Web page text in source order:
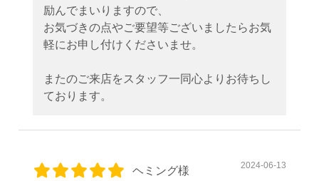
励んでまいりますので、
お気づきの点やご要望等ございましたらお気
軽にお申し付けくださいませ。
またのご来店をスタッフ一同心よりお待ちし
ております。
ヘミング様 2024-06-13